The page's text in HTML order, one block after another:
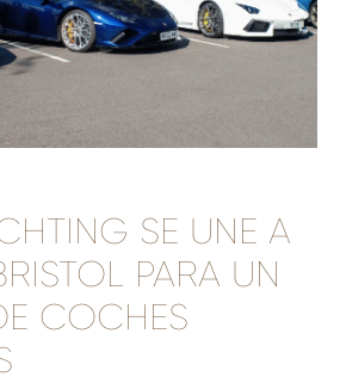
SE UNE A
PARA UN
COCHES